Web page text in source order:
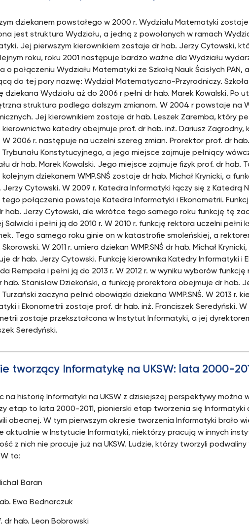
dziekanem powstałego w 2000 r. Wydziału Matematyki
jest struktura Wydziału, a jedną z powołanych w ramach
Jej pierwszym kierownikiem zostaje dr hab. Jerzy Cytowski,
roku, roku 2001 następuje bardzo ważne dla Wydziału
o połączeniu Wydziału Matematyki ze Szkołą Nauk Ścisłych
do tej pory nazwę: Wydział Matematyczno-Przyrodniczy. Szkoła
dziekana Wydziału aż do 2006 r pełni dr hab. Marek Kowalski. Po
struktura podlega dalszym zmianom. W 2004 r powstaje na
Jej kierownikiem zostaje dr hab. Leszek Zaremba, który
kierownictwo katedry obejmuje prof. dr hab. inż. Dariusz Zagrodny,
W 2006 r. następuje na uczelni szereg zmian. Prorektor prof. dr
Trybunału Konstytucyjnego, a jego miejsce zajmuje pełniący
dr hab. Marek Kowalski. Jego miejsce zajmuje fizyk prof. dr hab.
kolejnym dziekanem WMP.SNŚ zostaje dr hab. Michał Krynicki, a
Jerzy Cytowski. W 2009 r. Katedra Informatyki łączy się z Katedrą
tego połączenia powstaje Katedra Informatyki i Ekonometrii.
hab. Jerzy Cytowski, ale wkrótce tego samego roku funkcję tę
Salwicki i pełni ją do 2010 r. W 2010 r. funkcję rektora uczelni pełni
Tego samego roku ginie on w katastrofie smoleńskiej, a
Skorowski. W 2011 r. umiera dziekan WMP.SNŚ dr hab. Michał
dr hab. Jerzy Cytowski. Funkcję kierownika Katedry Informatyki i
Rempała i pełni ją do 2013 r. W 2012 r. w wyniku wyborów
hab. Stanisław Dziekoński, a funkcję prorektora obejmuje dr hab.
Turzański zaczyna pełnić obowiązki dziekana WMP.SNŚ. W 2013 r.
i Ekonometrii zostaje prof. dr hab. inż. Franciszek Seredyński.
zostaje przekształcona w Instytut Informatyki, a jej
Seredyński.
tworzący Informatykę na UKSW: lata 2000-
na historię Informatyki na UKSW z dzisiejszej perspektywy można
etap to lata 2000-2011, pionierski etap tworzenia się Informatyki
obecnej. W tym pierwszym okresie tworzenia Informatyki brało
aktualnie w Instytucie Informatyki, niektórzy pracują w innych
z nich nie pracuje już na UKSW. Ludzie, którzy tworzyli
to:
Baran
Ewa Bednarczuk
dr hab. Leon Bobrowski